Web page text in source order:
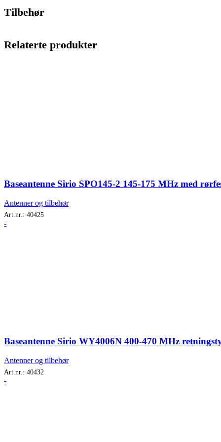
Tilbehør
Relaterte produkter
Baseantenne Sirio SPO145-2 145-175 MHz med
Antenner og tilbehør
Art.nr.: 40425
-
Baseantenne Sirio WY4006N 400-470 MHz
Antenner og tilbehør
Art.nr.: 40432
-